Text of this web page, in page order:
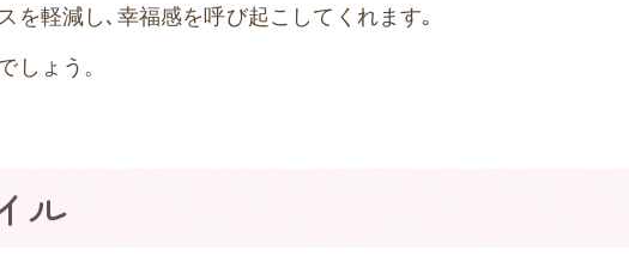
を軽減し､幸福感を呼び起こしてくれます｡
しょう。
ル